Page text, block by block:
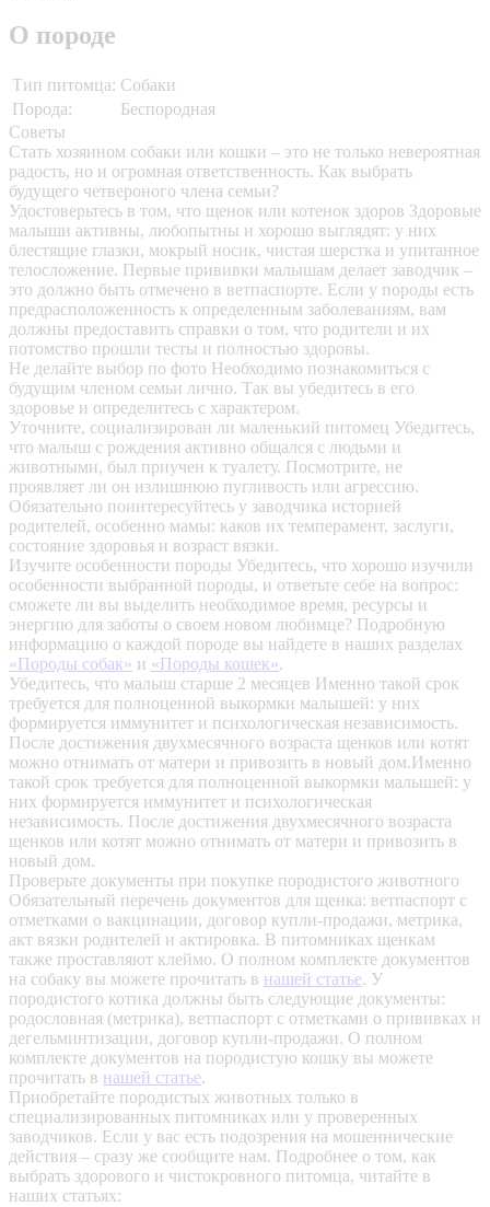
О породе
Тип питомца: Собаки
Порода:
Беспородная
Советы
Стать хозяином собаки или кошки – это не только невероятная
радость, но и огромная ответственность. Как выбрать
будущего четвероного члена семьи?
Удостоверьтесь в том, что щенок или котенок здоров Здоровые
малыши активны, любопытны и хорошо выглядят: у них
блестящие глазки, мокрый носик, чистая шерстка и упитанное
телосложение. Первые прививки малышам делает заводчик –
это должно быть отмечено в ветпаспорте. Если у породы есть
предрасположенность к определенным заболеваниям, вам
должны предоставить справки о том, что родители и их
потомство прошли тесты и полностью здоровы.
Не делайте выбор по фото Необходимо познакомиться с
будущим членом семьи лично. Так вы убедитесь в его
здоровье и определитесь с характером.
Уточните, социализирован ли маленький питомец Убедитесь,
что малыш с рождения активно общался с людьми и
животными, был приучен к туалету. Посмотрите, не
проявляет ли он излишнюю пугливость или агрессию.
Обязательно поинтересуйтесь у заводчика историей
родителей, особенно мамы: каков их темперамент, заслуги,
состояние здоровья и возраст вязки.
Изучите особенности породы Убедитесь, что хорошо изучили
особенности выбранной породы, и ответьте себе на вопрос:
сможете ли вы выделить необходимое время, ресурсы и
энергию для заботы о своем новом любимце? Подробную
информацию о каждой породе вы найдете в наших разделах
«Породы собак» и «Породы кошек».
Убедитесь, что малыш старше 2 месяцев Именно такой срок
требуется для полноценной выкормки малышей: у них
формируется иммунитет и психологическая независимость.
После достижения двухмесячного возраста щенков или котят
можно отнимать от матери и привозить в новый дом.Именно
такой срок требуется для полноценной выкормки малышей: у
них формируется иммунитет и психологическая
независимость. После достижения двухмесячного возраста
щенков или котят можно отнимать от матери и привозить в
новый дом.
Проверьте документы при покупке породистого животного
Обязательный перечень документов для щенка: ветпаспорт с
отметками о вакцинации, договор купли-продажи, метрика,
акт вязки родителей и актировка. В питомниках щенкам
также проставляют клеймо. О полном комплекте документов
на собаку вы можете прочитать в нашей статье. У
породистого котика должны быть следующие документы:
родословная (метрика), ветпаспорт с отметками о прививках и
дегельминтизации, договор купли-продажи. О полном
комплекте документов на породистую кошку вы можете
прочитать в нашей статье.
Приобретайте породистых животных только в
специализированных питомниках или у проверенных
заводчиков. Если у вас есть подозрения на мошеннические
действия – сразу же сообщите нам. Подробнее о том, как
выбрать здорового и чистокровного питомца, читайте в
наших статьях: